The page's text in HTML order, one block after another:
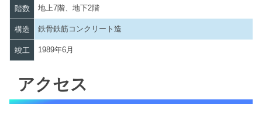
階数 地上7階、地下2階
構造 鉄骨鉄筋コンクリート造
竣工 1989年6月
アクセス